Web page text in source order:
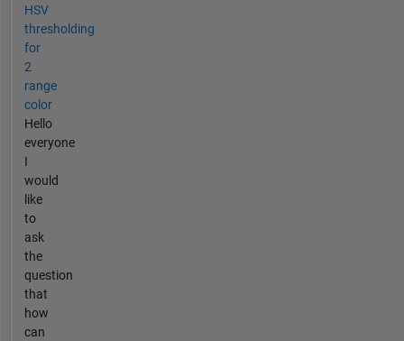
HSV
thresholding
for
2
range
color
Hello
everyone
I
would
like
to
ask
the
question
that
how
can